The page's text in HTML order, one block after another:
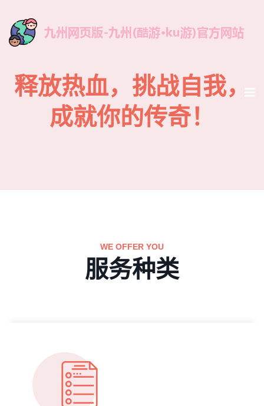
释放热血，挑战自我，
成就你的传奇！
WE OFFER YOU
服务种类